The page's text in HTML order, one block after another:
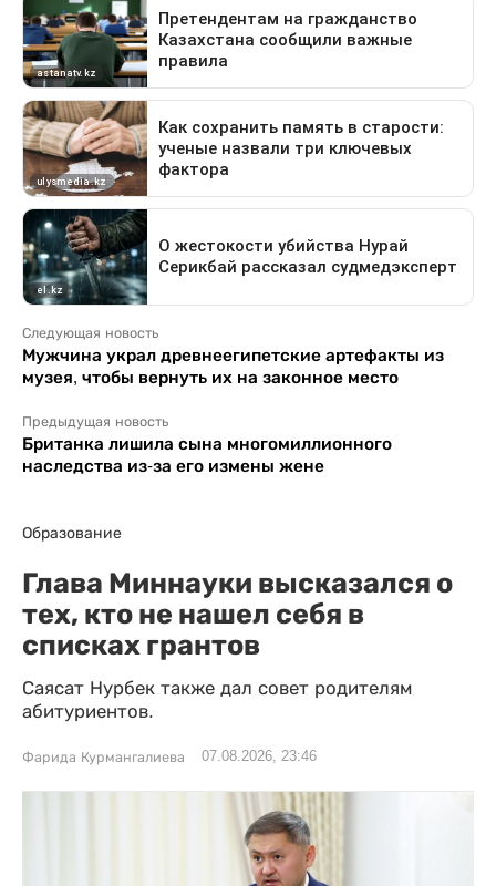
Следующая новость
Мужчина украл древнеегипетские артефакты из
музея, чтобы вернуть их на законное место
Предыдущая новость
Британка лишила сына многомиллионного
наследства из-за его измены жене
Образование
Глава Миннауки высказался о
тех, кто не нашел себя в
списках грантов
Саясат Нурбек также дал совет родителям
абитуриентов.
Фарида Курмангалиева 07.08.2026, 23:46